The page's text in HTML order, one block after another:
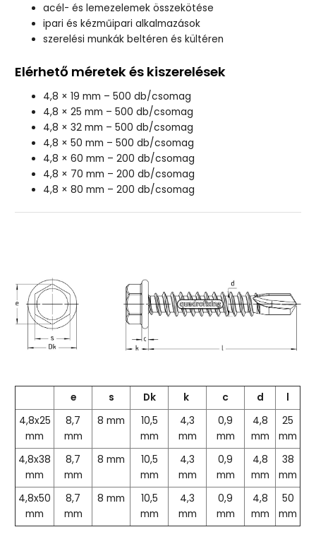
acél- és lemezelemek összekötése
ipari és kézműipari alkalmazások
szerelési munkák beltéren és kültéren
Elérhető méretek és kiszerelések
4,8 × 19 mm – 500 db/csomag
4,8 × 25 mm – 500 db/csomag
4,8 × 32 mm – 500 db/csomag
4,8 × 50 mm – 500 db/csomag
4,8 × 60 mm – 200 db/csomag
4,8 × 70 mm – 200 db/csomag
4,8 × 80 mm – 200 db/csomag
e s Dk k c d
l
4,8x25
mm
8,7
mm
8 mm
10,5
mm
4,3
mm
0,9
mm
4,8
mm
25
mm
4,8x38
mm
8,7
mm
8 mm
10,5
mm
4,3
mm
0,9
mm
4,8
mm
38
mm
4,8x50
mm
8,7
mm
8 mm
10,5
mm
4,3
mm
0,9
mm
4,8
mm
50
mm